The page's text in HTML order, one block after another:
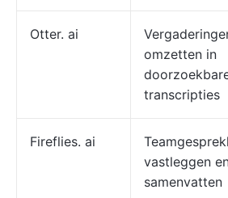
Otter. ai
omzetten in
transcripties
Fireflies. ai
vastleggen
samenvatten